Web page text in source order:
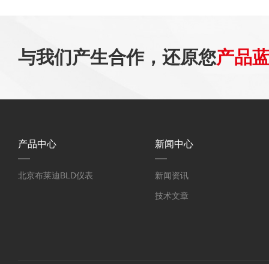
与我们产生合作，还原您产品
产品中心
北京布莱迪BLD仪表
新闻中心
新闻资讯
技术文章